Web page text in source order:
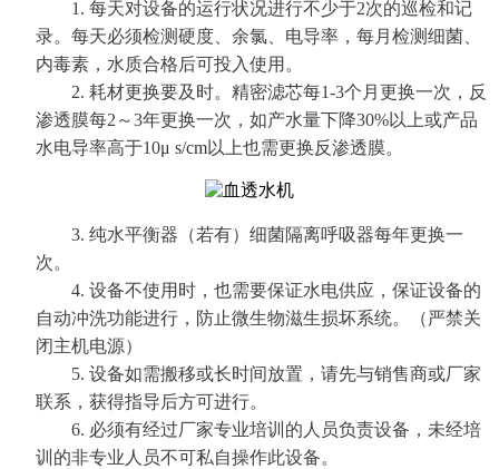
1. 每天对设备的运行状况进行不少于2次的巡检和记
录。每天必须检测硬度、余氯、电导率，每月检测细菌、
内毒素，水质合格后可投入使用。
2. 耗材更换要及时。精密滤芯每1-3个月更换一次，反
渗透膜每2～3年更换一次，如产水量下降30%以上或产品
水电导率高于10μ s/cm以上也需更换反渗透膜。
3. 纯水平衡器（若有）细菌隔离呼吸器每年更换一
次。
4. 设备不使用时，也需要保证水电供应，保证设备的
自动冲洗功能进行，防止微生物滋生损坏系统。（严禁关
闭主机电源）
5. 设备如需搬移或长时间放置，请先与销售商或厂家
联系，获得指导后方可进行。
6. 必须有经过厂家专业培训的人员负责设备，未经培
训的非专业人员不可私自操作此设备。